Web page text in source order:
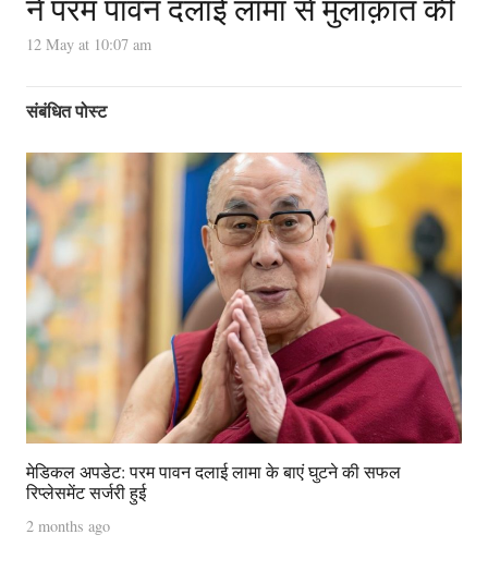
ने परम पावन दलाई लामा से मुलाक़ात की
12 May at 10:07 am
संबंधित पोस्ट
मेडिकल अपडेट: परम पावन दलाई लामा के बाएं घुटने की सफल
रिप्लेसमेंट सर्जरी हुई
2 months ago